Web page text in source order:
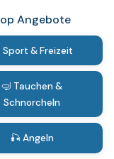
Angebote
Sport & Freizeit
🤿 Tauchen &
Schnorcheln
🎣 Angeln